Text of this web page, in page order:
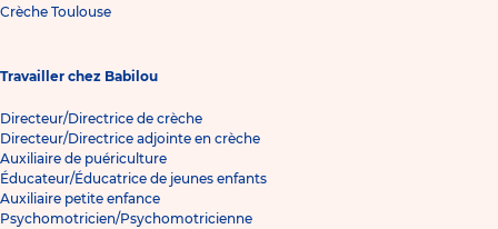
Crèche Toulouse
Travailler chez Babilou
Directeur/Directrice de crèche
Directeur/Directrice adjointe en crèche
Auxiliaire de puériculture
Éducateur/Éducatrice de jeunes enfants
Auxiliaire petite enfance
Psychomotricien/Psychomotricienne